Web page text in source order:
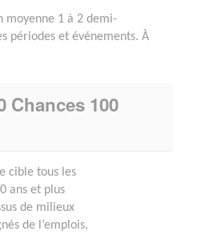
moyenne 1 à 2 demi-
périodes et événements. À
Chances 100
cible tous les
ans et plus
de milieux
de l’emplois,